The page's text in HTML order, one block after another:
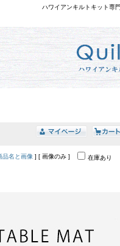
ハワイアンキルトキット専
品名と画像 ] [ 画像のみ ] 在庫あり